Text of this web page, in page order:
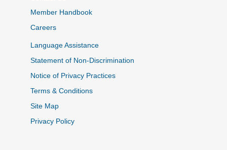
Member Handbook
Careers
Language Assistance
Statement of Non-Discrimination
Notice of Privacy Practices
Terms & Conditions
Site Map
Privacy Policy